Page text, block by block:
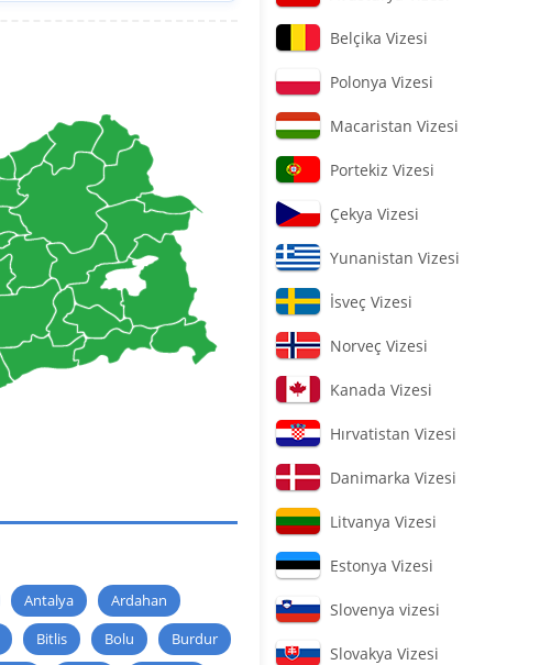
Antalya
Ardahan
Bitlis Bolu
Burdur
Belçika Vizesi
Polonya Vizesi
Macaristan Vizesi
Portekiz Vizesi
Çekya Vizesi
Yunanistan Vizesi
İsveç Vizesi
Norveç Vizesi
Kanada Vizesi
Hırvatistan Vizesi
Danimarka Vizesi
Litvanya Vizesi
Estonya Vizesi
Slovenya vizesi
Slovakya Vizesi